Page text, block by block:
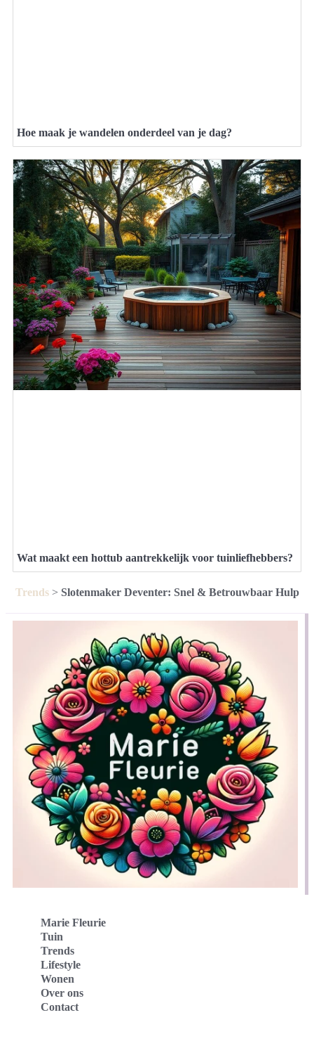
Hoe maak je wandelen onderdeel van je dag?
Wat maakt een hottub aantrekkelijk voor tuinliefhebbers?
Trends> Slotenmaker Deventer: Snel & Betrouwbaar Hulp
Marie Fleurie
Tuin
Trends
Lifestyle
Wonen
Over ons
Contact